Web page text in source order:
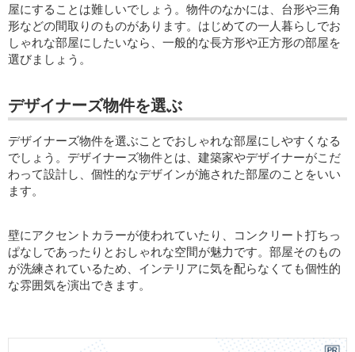
屋にすることは難しいでしょう。物件のなかには、台形や三角
形などの間取りのものがあります。はじめての一人暮らしでお
しゃれな部屋にしたいなら、一般的な長方形や正方形の部屋を
選びましょう。
デザイナーズ物件を選ぶ
デザイナーズ物件を選ぶことでおしゃれな部屋にしやすくなる
でしょう。デザイナーズ物件とは、建築家やデザイナーがこだ
わって設計し、個性的なデザインが施された部屋のことをいい
ます。
壁にアクセントカラーが使われていたり、コンクリート打ちっ
ぱなしであったりとおしゃれな空間が魅力です。部屋そのもの
が洗練されているため、インテリアに気を配らなくても個性的
な雰囲気を演出できます。